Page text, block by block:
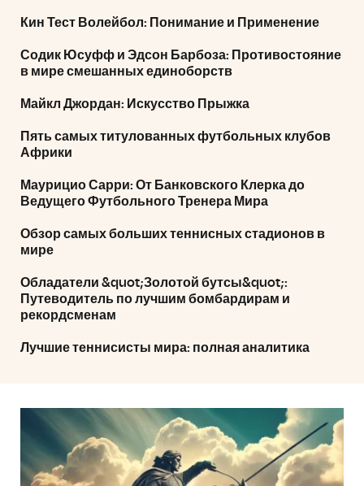
Кин Тест Волейбол: Понимание и Применение
Содик Юсуфф и Эдсон Барбоза: Противостояние
в мире смешанных единоборств
Майкл Джордан: Искусство Прыжка
Пять самых титулованных футбольных клубов
Африки
Маурицио Сарри: От Банковского Клерка до
Ведущего Футбольного Тренера Мира
Обзор самых больших теннисных стадионов в
мире
Обладатели &quot;Золотой бутсы&quot;:
Путеводитель по лучшим бомбардирам и
рекордсменам
Лучшие теннисисты мира: полная аналитика